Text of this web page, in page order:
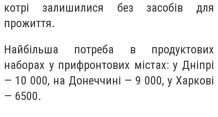
котрі залишилися без засобів для
прожиття.
Найбільша потреба в продуктових
наборах у прифронтових містах: у Дніпрі
— 10 000, на Донеччині — 9 000, у Харкові
— 6500.